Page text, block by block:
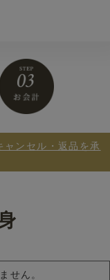
ンセル・返品を承
せん。